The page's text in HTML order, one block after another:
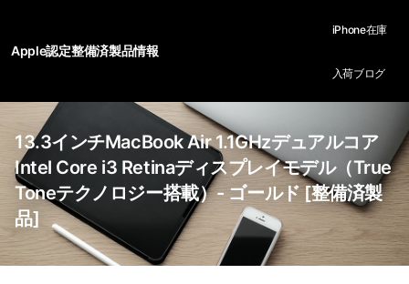
Apple認定整備済製品情報
iPhone在庫
入荷ブログ
13.3インチMacBook Air 1.1GHzデュアルコア
Intel Core i3 Retinaディスプレイモデル（True
Toneテクノロジー搭載）- ゴールド [整備済製
品]